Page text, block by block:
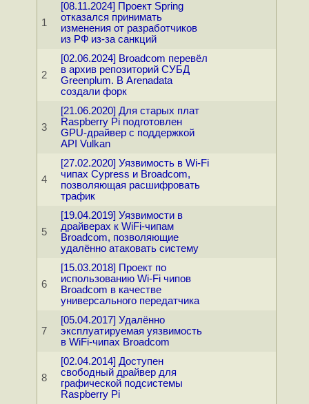
1
[08.11.2024] Проект Spring
отказался принимать
изменения от разработчиков
из РФ из-за санкций
2
[02.06.2024] Broadcom перевёл
в архив репозиторий СУБД
Greenplum. В Arenadata
создали форк
3
[21.06.2020] Для старых плат
Raspberry Pi подготовлен
GPU-драйвер с поддержкой
API Vulkan
4
[27.02.2020] Уязвимость в Wi-Fi
чипах Cypress и Broadcom,
позволяющая расшифровать
трафик
5
[19.04.2019] Уязвимости в
драйверах к WiFi-чипам
Broadcom, позволяющие
удалённо атаковать систему
6
[15.03.2018] Проект по
использованию Wi-Fi чипов
Broadcom в качестве
универсального передатчика
7
[05.04.2017] Удалённо
эксплуатируемая уязвимость
в WiFi-чипах Broadcom
8
[02.04.2014] Доступен
свободный драйвер для
графической подсистемы
Raspberry Pi